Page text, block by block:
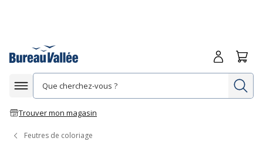
Afficher la navigation
Trouver mon magasin
Me
Feutres de coloriage